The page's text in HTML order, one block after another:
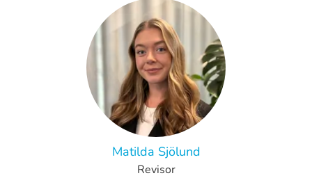
Matilda Sjölund
Revisor